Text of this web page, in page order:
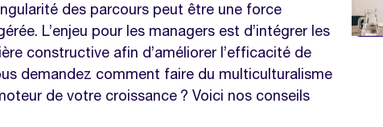
des parcours peut être une force
L’enjeu pour les managers est d’intégrer les
constructive afin d’améliorer l’efficacité de
demandez comment faire du multiculturalisme
de votre croissance ? Voici nos conseils